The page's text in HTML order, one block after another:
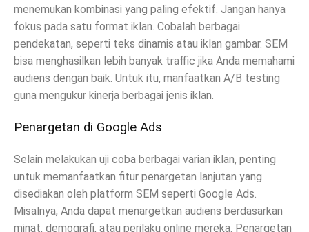
menemukan kombinasi yang paling efektif. Jangan hanya
fokus pada satu format iklan. Cobalah berbagai
pendekatan, seperti teks dinamis atau iklan gambar. SEM
bisa menghasilkan lebih banyak traffic jika Anda memahami
audiens dengan baik. Untuk itu, manfaatkan A/B testing
guna mengukur kinerja berbagai jenis iklan.
Penargetan di Google Ads
Selain melakukan uji coba berbagai varian iklan, penting
untuk memanfaatkan fitur penargetan lanjutan yang
disediakan oleh platform SEM seperti Google Ads.
Misalnya, Anda dapat menargetkan audiens berdasarkan
minat, demografi, atau perilaku online mereka. Penargetan